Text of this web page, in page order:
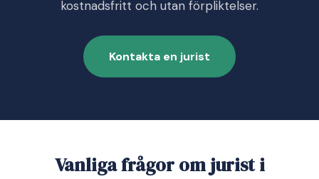
kostnadsfritt och utan förpliktelser.
Kontakta en jurist
Vanliga frågor om jurist i